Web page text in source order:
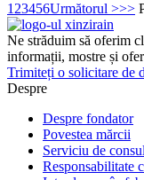
1 23456Următorul >>>
Ne străduim să oferim
informații, mostre și
Trimiteți o solicitare de
Despre
Despre fondator
Povestea mărcii
Serviciu de
Responsabilitate